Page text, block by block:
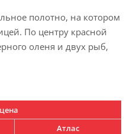
полотно, на котором
По центру красной
оленя и двух рыб,
Атлас